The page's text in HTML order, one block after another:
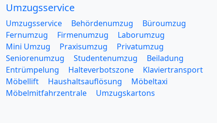
Umzugsservice
Umzugsservice Behördenumzug
Büroumzug
Fernumzug
Firmenumzug
Laborumzug
Mini Umzug
Praxisumzug
Privatumzug
Seniorenumzug
Studentenumzug
Beiladung
Entrümpelung
Halteverbotszone
Klaviertransport
Möbellift
Haushaltsauflösung
Möbeltaxi
Möbelmitfahrzentrale
Umzugskartons